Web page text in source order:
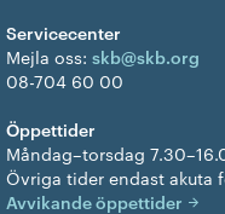
Servicecenter
Mejla oss: skb@skb.org
08-704 60 00
Öppettider
Måndag–torsdag
Övriga tider endast akuta
Avvikande öppettider